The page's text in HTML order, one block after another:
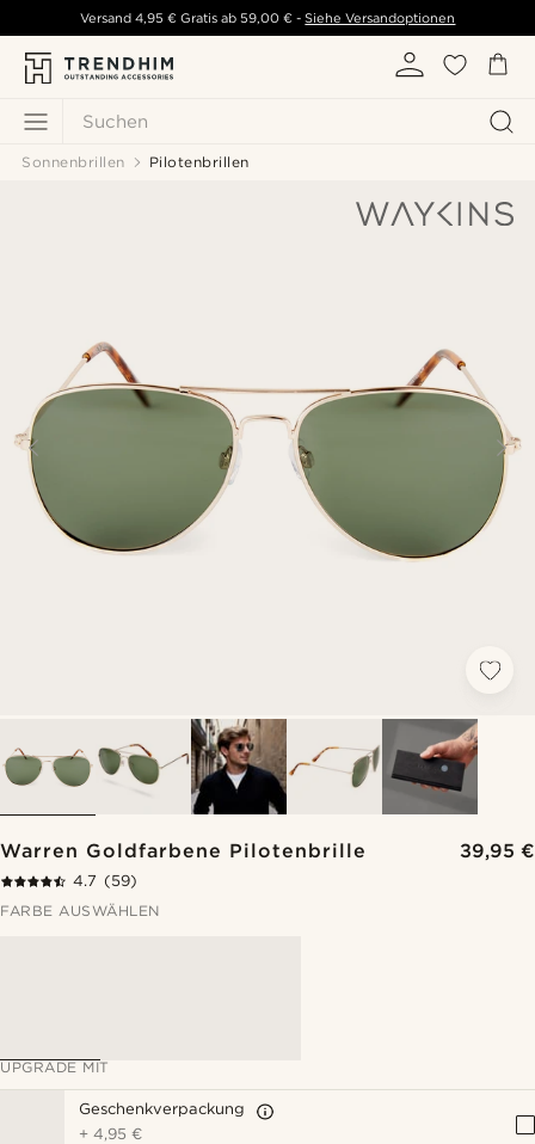
Suchen
Versand 4,95 € Gratis ab 59,00 € - Siehe Versandoptionen
Sonnenbrillen Pilotenbrillen
Warren Goldfarbene Pilotenbrille 39,95 €
4.7 (59)
FARBE AUSWÄHLEN
UPGRADE MIT
Geschenkverpackung
+4,95 €